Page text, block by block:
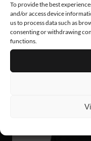
To provide the best
and/or access device
us to process data such as
consenting or withdrawing
functions.
FJ69
INSULATED JACKET